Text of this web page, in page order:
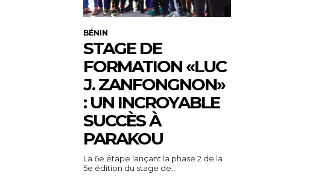
BÉNIN
STAGE DE
FORMATION «LUC
J. ZANFONGNON»
: UN INCROYABLE
SUCCÈS À
PARAKOU
La 6e étape lançant la phase 2 de la
5e édition du stage de...